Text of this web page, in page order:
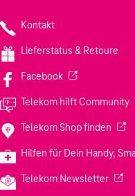
Kontakt
Lieferstatus & Retoure
Facebook(Wird in einem
Telekom hilft Community
Telekom Shop finden
Hilfen für Dein Handy,
Telekom Newsletter(Wird